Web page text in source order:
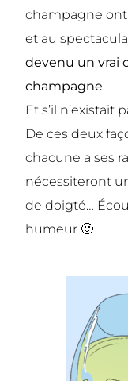
champagne ont
et au
devenu un vrai
champagne.
Et s’il n’existait
De ces deux
chacune a ses
nécessiteront
de doigté…
humeur 🙂